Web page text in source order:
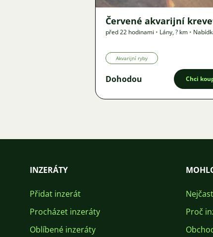
Červené akvarijní
před 22 hodinami • Lány,? km •
Akvarijní ryby
Dohodou Chci
INZERÁTY
Přidat inzerát
Procházet inzeráty
Oblíbené inzeráty
Proč